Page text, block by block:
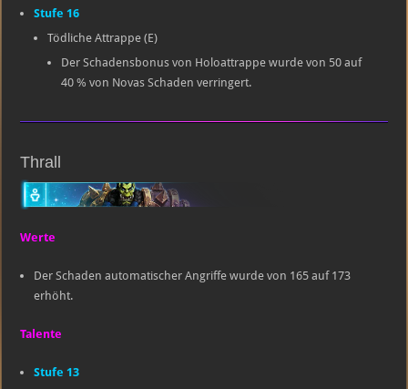
Stufe 16
Tödliche Attrappe (E)
Der Schadensbonus von Holoattrappe wurde von 50 auf
40 % von Novas Schaden verringert.
Thrall
Werte
Der Schaden automatischer Angriffe wurde von 165 auf 173
erhöht.
Talente
Stufe 13